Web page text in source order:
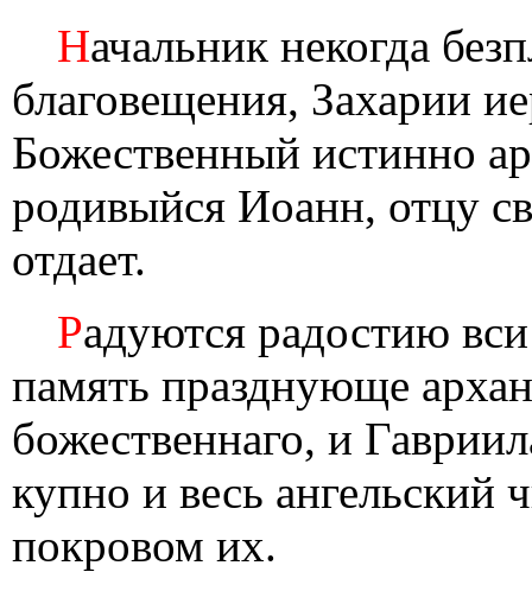
Начальник некогда
благовещения, Захарии
Божественный истинно
родивыйся Иоанн, отцу
отдает.
Радуются радостию
память празднующе
божественнаго, и
купно и весь ангельский
покровом их.